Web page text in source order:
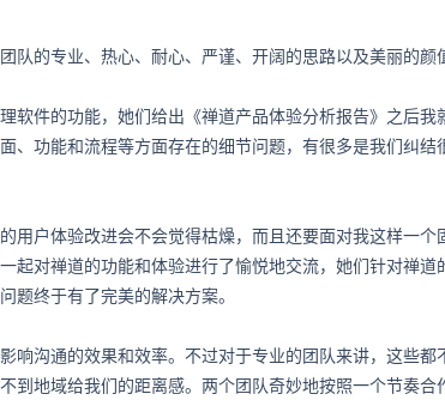
队的专业、热心、耐心、严谨、开阔的思路以及美丽的颜
软件的功能，她们给出《禅道产品体验分析报告》之后我
、功能和流程等方面存在的细节问题，有很多是我们纠结
用户体验改进会不会觉得枯燥，而且还要面对我这样一个
起对禅道的功能和体验进行了愉悦地交流，她们针对禅道
题终于有了完美的解决方案。
响沟通的效果和效率。不过对于专业的团队来讲，这些都
地域给我们的距离感。两个团队奇妙地按照一个节奏合